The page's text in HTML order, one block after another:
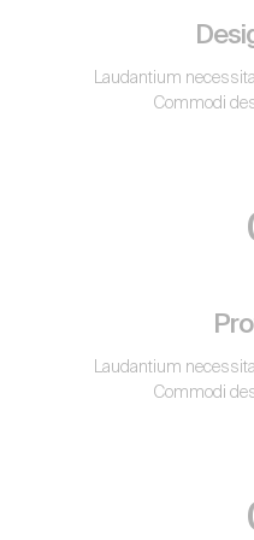
Laudantium
Commodi
Laudantium
Commodi